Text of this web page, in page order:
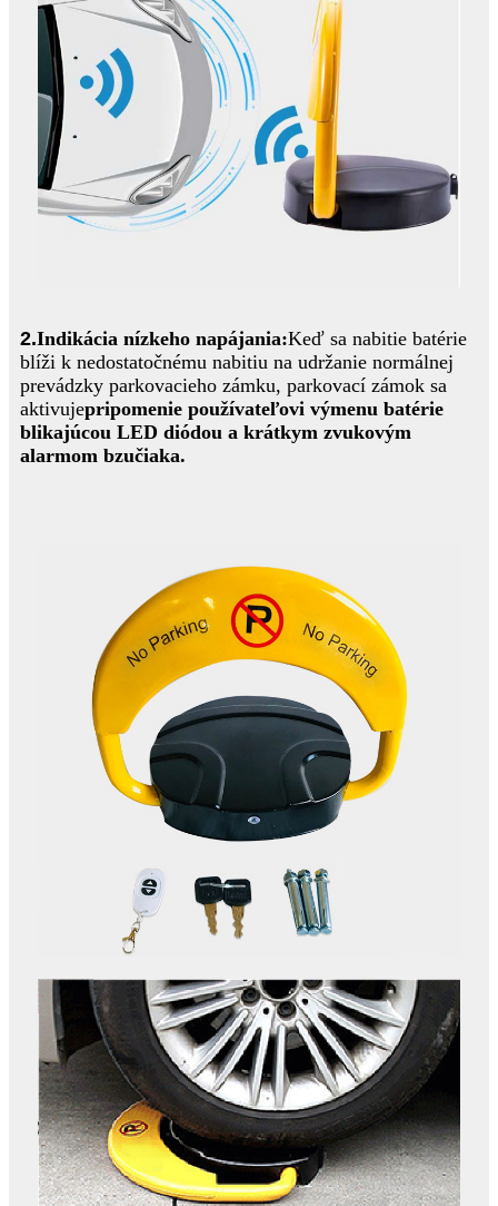
2.Indikácia nízkeho napájania:Keď sa nabitie batérie
blíži k nedostatočnému nabitiu na udržanie normálnej
prevádzky parkovacieho zámku, parkovací zámok sa
aktivujepripomenie používateľovi výmenu batérie
blikajúcou LED diódou a krátkym zvukovým
alarmom bzučiaka.